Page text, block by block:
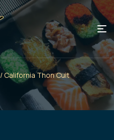
/ California Thon Cuit